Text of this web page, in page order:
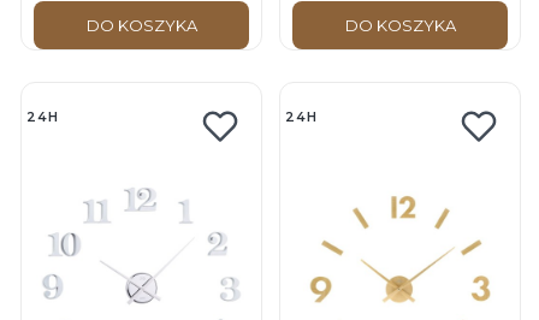
DO KOSZYKA DO KOSZYKA
24H 24H